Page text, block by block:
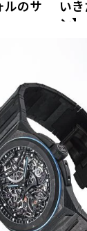
ルのサ
い
ン】